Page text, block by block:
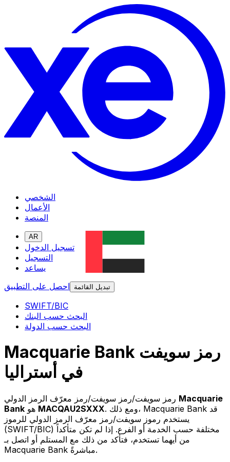
الشخصي
الأعمال
المنصة
AR
تسجيل الدخول
التسجيل
يساعد
احصل على التطبيق
تبديل القائمة
SWIFT/BIC
البحث حسب البنك
البحث حسب الدولة
Macquarie Bank رمز سويفت
في أستراليا
Macquarie
Bank
MACQAU2SXXX. ومع ذلك، Macquarie Bank قد
يستخدم رموز سويفت/رمز معرّف الرمز الدولي للرموز
(SWIFT/BIC) مختلفة حسب الخدمة أو الفرع. إذا لم تكن متأكداً
من أيهما تستخدم، فتأكد من ذلك مع المستلم أو اتصل بـ
Macquarie Bank مباشرةً.